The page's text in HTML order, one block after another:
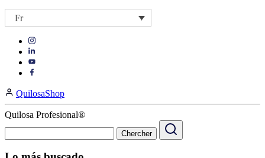
Fr
Visit
https://www.instagram.com/quilosa_selena/
Visit
our
Visit
page
https://www.facebook.com/QuilosaSelenaIberia/
page
QuilosaShop
Quilosa Profesional®